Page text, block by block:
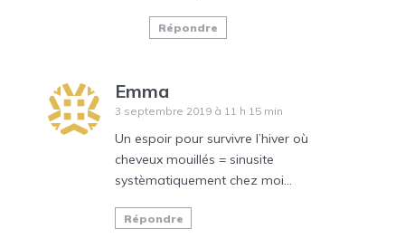
Répondre
Emma
3 septembre 2019 à 11 h 15 min
Un espoir pour survivre l’hiver où
cheveux mouillés = sinusite
systèmatiquement chez moi…
Répondre